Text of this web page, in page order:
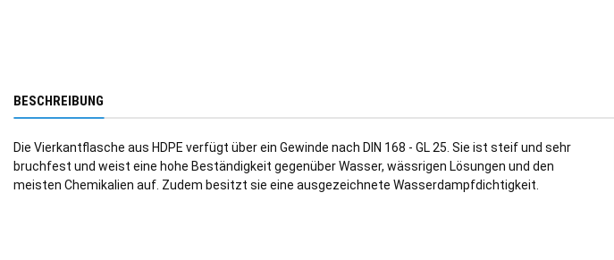
BESCHREIBUNG
Die Vierkantflasche aus HDPE verfügt über ein Gewinde nach DIN 168 - GL 25. Sie ist steif und sehr
bruchfest und weist eine hohe Beständigkeit gegenüber Wasser, wässrigen Lösungen und den
meisten Chemikalien auf. Zudem besitzt sie eine ausgezeichnete Wasserdampfdichtigkeit.